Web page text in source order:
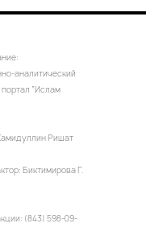
аналитический
“Ислам
Ришат
Биктимирова Г.
(843) 598-09-